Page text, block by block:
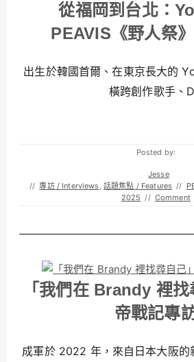
從福岡到台北：
PEAVIS《野人祭
出生於韓國首爾、在東京長大的
橫跨創作歌手、
Posted by:
Jesse
// 專訪 / Interviews , 話題焦點 / Features //
2025 // Comment
「我們在 Brandy 裡
帝戰記專
成軍於 2022 年，來自日本大阪的